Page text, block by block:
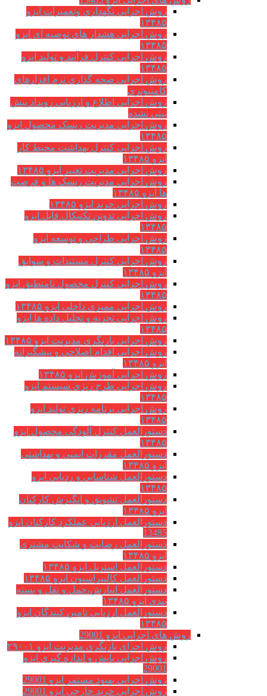
روش اجرایی نگهداری وتعمیرات ایزو
روش اجرایی هشدار های توصیه ای ایزو
روش اجرایی کنترل فرآیند و تولید ایزو
روش اجرایی صحه گذاری نرم افزارهای
روش اجرایی اطلاع و ارزیابی رویداد پیش
روش اجرایی مدیریت ریسک محصول ایزو
روش اجرایی کنترل بهداشت محیط کار
روش اجرایی مدیریت تغییر ایزو ۱۳۴۸۵
روش اجرایی مدیریت ریسک ها و فرصت
روش اجرایی خرید ایزو ۱۳۴۸۵
روش اجرایی تدوین تکنیکال فایل ایزو
روش اجرایی طراحی و توسعه ایزو
روش اجرایی کنترل مستندات و سوابق
روش اجرایی کنترل محصول نامنطبق ایزو
روش اجرایی ممیزی داخلی ایزو ۱۳۴۸۵
روش اجرایی تجزیه و تحلیل داده ها ایزو
روش اجرایی بازنگری مدیریت ایزو ۱۳۴۸۵
روش اجرایی اقدام اصلاحی و پیشگیرانه
روش اجرایی آموزش ایزو ۱۳۴۸۵
روش اجرایی طرح ریزی سیستم ایزو
روش اجرایی برنامه ریزی تولید ایزو
دستورالعمل کنترل آلودگی محصول ایزو
دستورالعمل مقررات ایمنی و بهداشتی
دستورالعمل شناسایی و ردیابی ایزو
دستورالعمل تشویق و انگیزش کارکنان
دستورالعمل ارزیابی عملکرد کارکنان ایزو
دستورالعمل رضایت و شکایت مشتری
دستورالعمل استریل ایزو ۱۳۴۸۵
دستورالعمل کالیبراسیون ایزو ۱۳۴۸۵
دستورالعمل انبارش،حمل و نقل و بسته
دستورالعمل ارزیابی تامین کنندگان ایزو
روش های اجرایی ایزو 29001
روش اجرای بازنگری مدیریت ایزو ۲۹۰۰۱
روش اجرایی پایش و اندازه گیری ایزو
روش اجرایی بهبود مستمر ایزو 29001
روش اجرایی خرید خارجی ایزو 29001